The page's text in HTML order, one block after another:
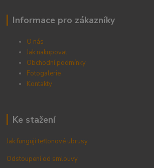
Informace pro zákazníky
O nás
Jak nakupovat
Obchodní podmínky
Fotogalerie
Kontakty
Ke stažení
Jak fungují teflonové ubrusy
Odstoupení od smlouvy